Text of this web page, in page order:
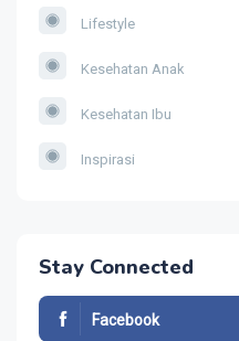
Lifestyle
Kesehatan Anak
Kesehatan Ibu
Inspirasi
Stay Connected
Facebook